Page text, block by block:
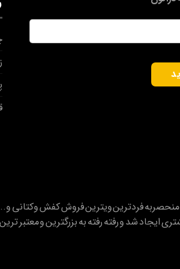
هدف ارائه بهترین و منحصربه فردترین ویترین فروش کفش وکتانی
ایجاد شد و رفته رفته به بزرگترین و معتبر ترین